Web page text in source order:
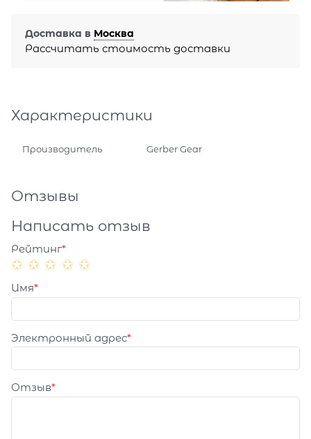
Доставка в Москва
Рассчитать стоимость доставки
Характеристики
Производитель Gerber Gear
Отзывы
Написать отзыв
Рейтинг
Имя
Электронный адрес
Отзыв